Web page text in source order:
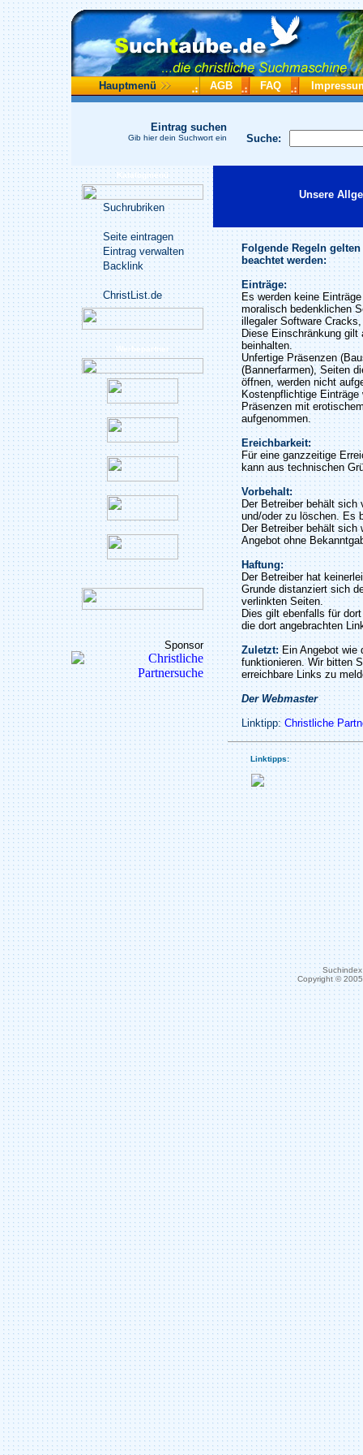
Hauptmenü AGB FAQ
Suche:
Eintrag suchen
Gib hier dein Suchwort ein
Katalogmenü
Suchrubriken
Seite eintragen
Eintrag verwalten
Backlink
ChristList.de
Werbepartner
Sponsor
Unsere
Folgende Regeln
beachtet werden:
Einträge:
Es werden keine
moralisch bedenklichen
illegaler Software
Diese Einschränkung gilt
beinhalten.
Unfertige Präsenzen
(Bannerfarmen), Seiten
öffnen, werden nicht
Kostenpflichtige
Präsenzen mit
aufgenommen.
Ereichbarkeit:
Für eine ganzzeitige
kann aus technischen
Vorbehalt:
Der Betreiber behält sich
und/oder zu löschen. Es
Der Betreiber behält sich
Angebot ohne
Haftung:
Der Betreiber hat
Grunde distanziert sich
verlinkten Seiten.
Dies gilt ebenfalls für
die dort angebrachten
Zuletzt: Ein Angebot wie
funktionieren. Wir bitten
erreichbare Links zu
Der Webmaster
Linktipp: Christliche
Linktipps:
Copyright ©